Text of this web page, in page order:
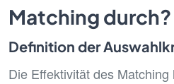
Matching durch?
Definition der
Die Effektivität des